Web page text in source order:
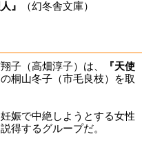
』 （幻冬舎文庫）
子（高畑淳子）は、
『天使
桐山冬子（市毛良枝）を取
娠で中絶しようとする女性
得するグループだ。